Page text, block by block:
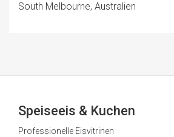
South Melbourne, Australien
Speiseeis & Kuchen
Professionelle Eisvitrinen